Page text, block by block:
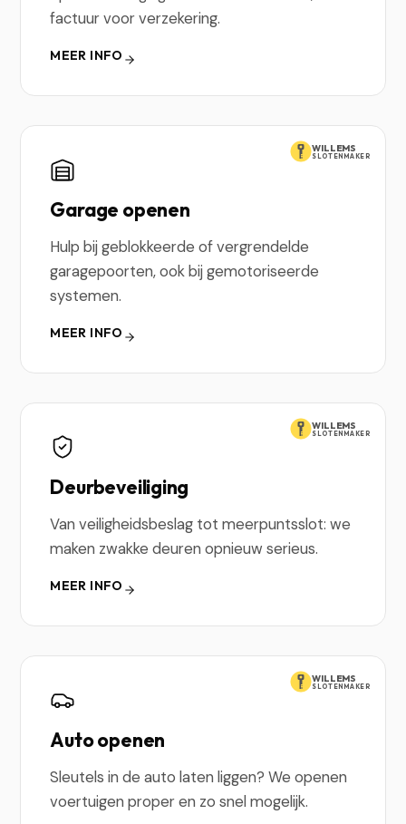
factuur voor verzekering.
MEER INFO
WILLEMS
SLOTENMAKER
Garage openen
Hulp bij geblokkeerde of vergrendelde
garagepoorten, ook bij gemotoriseerde
systemen.
MEER INFO
WILLEMS
SLOTENMAKER
Deurbeveiliging
Van veiligheidsbeslag tot meerpuntsslot: we
maken zwakke deuren opnieuw serieus.
MEER INFO
WILLEMS
SLOTENMAKER
Auto openen
Sleutels in de auto laten liggen? We openen
voertuigen proper en zo snel mogelijk.